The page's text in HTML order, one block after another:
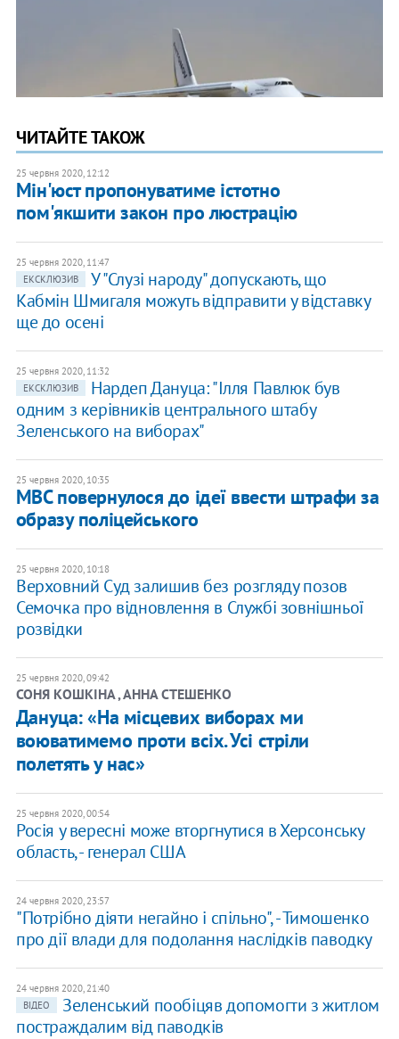
ЧИТАЙТЕ ТАКОЖ
25 червня 2020, 12:12
Мін'юст пропонуватиме істотно
пом'якшити закон про люстрацію
25 червня 2020, 11:47
ЕКСКЛЮЗИВ
У "Слузі народу" допускають, що
Кабмін Шмигаля можуть відправити у відставку
ще до осені
25 червня 2020, 11:32
ЕКСКЛЮЗИВ
Нардеп Дануца: "Ілля Павлюк був
одним з керівників центрального штабу
Зеленського на виборах"
25 червня 2020, 10:35
МВС повернулося до ідеї ввести штрафи за
образу поліцейського
25 червня 2020, 10:18
Верховний Суд залишив без розгляду позов
Семочка про відновлення в Службі зовнішньої
розвідки
25 червня 2020, 09:42
СОНЯ КОШКІНА , АННА СТЕШЕНКО
Дануца: «На місцевих виборах ми
воюватимемо проти всіх. Усі стріли
полетять у нас»
25 червня 2020, 00:54
Росія у вересні може вторгнутися в Херсонську
область, - генерал США
24 червня 2020, 23:57
​"Потрібно діяти негайно і спільно", - Тимошенко
про дії влади для подолання наслідків паводку
24 червня 2020, 21:40
ВІДЕО
Зеленський пообіцяв допомогти з житлом
постраждалим від паводків